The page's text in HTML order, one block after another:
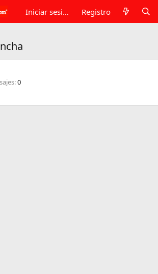
Iniciar sesión Registro
0